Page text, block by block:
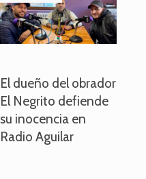
El dueño del obrador
El Negrito defiende
su inocencia en
Radio Aguilar